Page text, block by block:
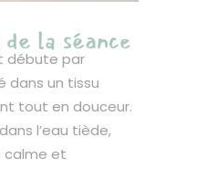
la séance
débute par
dans un tissu
tout en douceur.
l’eau tiède,
calme et